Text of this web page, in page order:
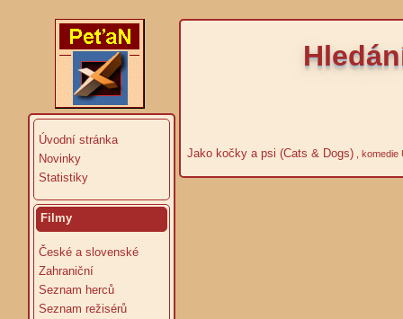
Úvodní stránka
Novinky
Statistiky
Filmy
České a slovenské
Zahraniční
Seznam herců
Seznam režisérů
Jako kočky a psi (Cats & Dogs) , komedie